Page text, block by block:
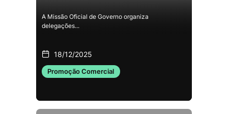
A Missão Oficial de Governo organiza
delegações...
18/12/2025
Promoção Comercial